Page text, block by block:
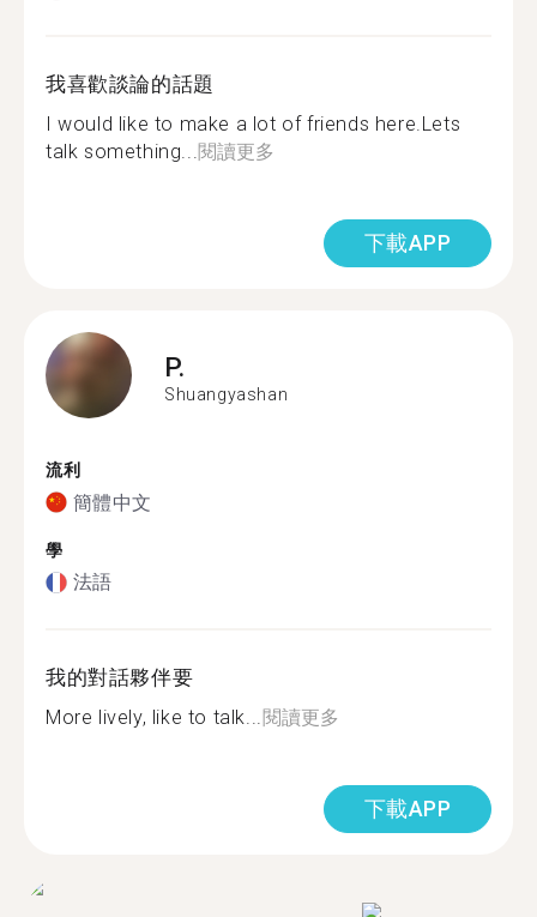
我喜歡談論的話題
I would like to make a lot of friends here.Lets
talk something...閱讀更多
下載APP
P.
Shuangyashan
流利
簡體中文
學
法語
我的對話夥伴要
More lively, like to talk...閱讀更多
下載APP